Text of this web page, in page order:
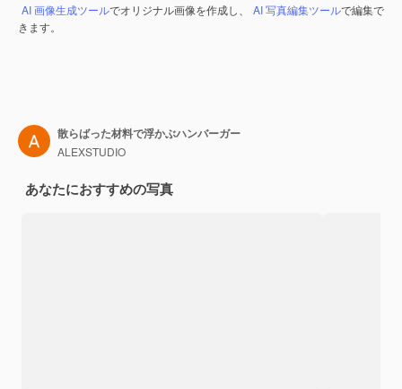
AI 画像生成ツールでオリジナル画像を作成し、 AI 写真編集ツールで編集で
きます。
散らばった材料で浮かぶハンバーガー
ALEXSTUDIO
あなたにおすすめの写真